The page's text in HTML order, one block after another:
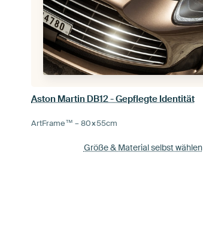
Aston Martin DB12 - Gepflegte Identität
ArtFrame™ –80×55cm
Größe & Material selbst wählen